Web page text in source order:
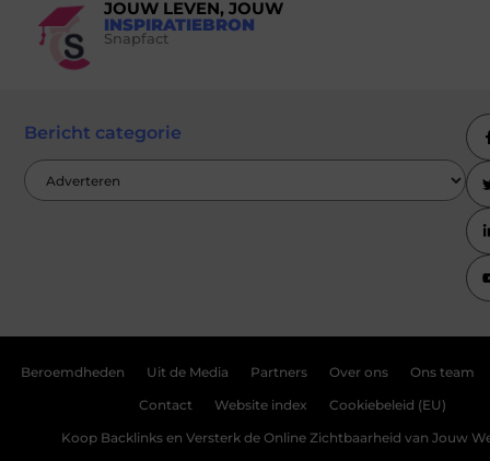
JOUW LEVEN, JOUW
INSPIRATIEBRON
Snapfact
Bericht categorie
Beroemdheden Uit de Media Partners Over ons Ons team
Contact Website index Cookiebeleid (EU)
Koop Backlinks en Versterk de Online Zichtbaarheid van Jouw